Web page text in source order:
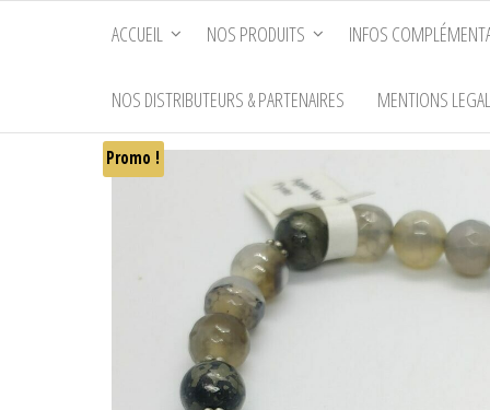
ACCUEIL NOS PRODUITS INFOS
NOS DISTRIBUTEURS & PARTENAIRES MENTIONS
Promo !